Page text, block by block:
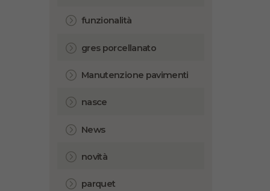
funzionalità
gres porcellanato
Manutenzione pavimenti
nasce
News
novità
parquet